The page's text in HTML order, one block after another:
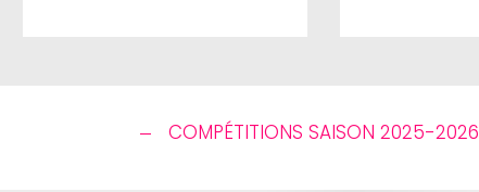
COMPÉTITIONS SAISON 2025-2026